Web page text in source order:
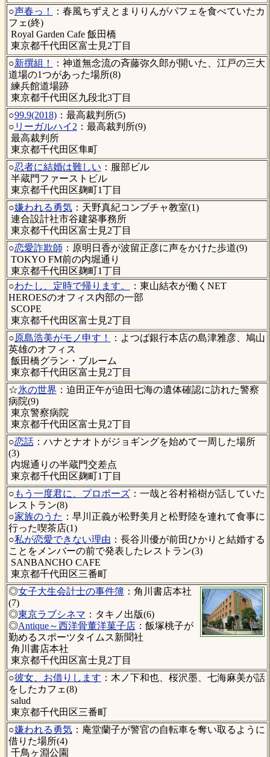
○声春っ！
：春風ちずえとまりりんがパフェを食べていたカ
フェ(終)
Royal Garden Cafe 飯田橋
東京都千代田区富士見2丁目
○新撰組！
：神道無念流の斉藤弥久郎が開いた、江戸の三大
道場の1つがあった場所(8)
練兵館道場跡
東京都千代田区九段北3丁目
○99.9(2018)：最高裁判所(5)
○ リーガルハイ2 ：最高裁判所(9)
最高裁判所
東京都千代田区隼町
○忍者に結婚は難しい ：服部ビル
半蔵門ファーストビル
東京都千代田区麹町1丁目
○嫌われる勇気：天野真紀コンブチャ教室(1)
連合設計社市谷建築事務所
東京都千代田区富士見2丁目
○恋愛詐欺師 ：原明日香が波留正彦に声をかけた歩道(9)
TOKYO FM前の内堀通り
東京都千代田区麹町1丁目
○わたし、定時で帰ります。
：東山結衣が働くNET
HEROESのオフィス内部の一部
SCOPE
東京都千代田区富士見2丁目
○原島浩美がモノ申す！
：よつば銀行本店の島津雅彦、鳩山
英雄のオフィス
飯田橋グラン・ブルーム
東京都千代田区富士見2丁目
☆氷の世界 ：迫田正午が迫田七海の遺体確認に訪れた警察
病院(9)
東京警察病院
東京都千代田区富士見2丁目
○恋話：ハナとナオトがジョギングを始めて一周した場所
(3)
内堀通りの半蔵門交差点
東京都千代田区麹町1丁目
○ もう一度君に、プロポーズ：一哉と谷村裕樹が話していた
レストラン(8)
○家族のうた ：早川正義が松野美月と松野陸を連れて食事に
行った喫茶店(1)
○私が恋愛できない理由 ：長谷川優が前田ひかりと結婚する
ことをメンバーの前で発表したレストラン(3)
SANBANCHO CAFE
東京都千代田区三番町
◎女子大生会計士の事件簿：角川書店本社
(7)
◎東京ラブシネマ ：タキノ出版(6)
◎Antique～西洋骨董洋菓子店：飯塚桃子が
勤めるスポーツタイムス新聞社
角川書店本社
東京都千代田区富士見2丁目
○彼女、お借りします ：木ノ下和也、桜沢墨、七海麻美が話
をしたカフェ(8)
salud
東京都千代田区三番町
○嫌われる勇気：庵堂蘭子が警官の自転車を奪い取るように
借りた場所(4)
千鳥ヶ淵公園